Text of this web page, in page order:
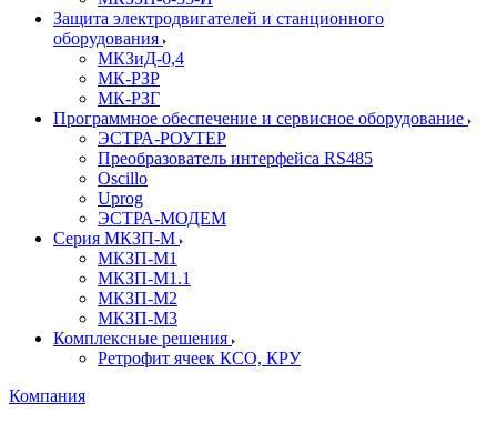
Защита элеĸтродвигателей и станционного
оборудования
МКЗиД-0,4
МК-РЗР
МК-РЗГ
Программное обеспечение и сервисное оборудование
ЭСТРА-РОУТЕР
Преобразователь интерфейса RS485
Oscillo
Uprog
ЭСТРА-МОДЕМ
Серия МКЗП-М
МКЗП-М1
МКЗП-М1.1
МКЗП-М2
МКЗП-М3
Комплексные решения
Ретрофит ячеек КСО, КРУ
Компания